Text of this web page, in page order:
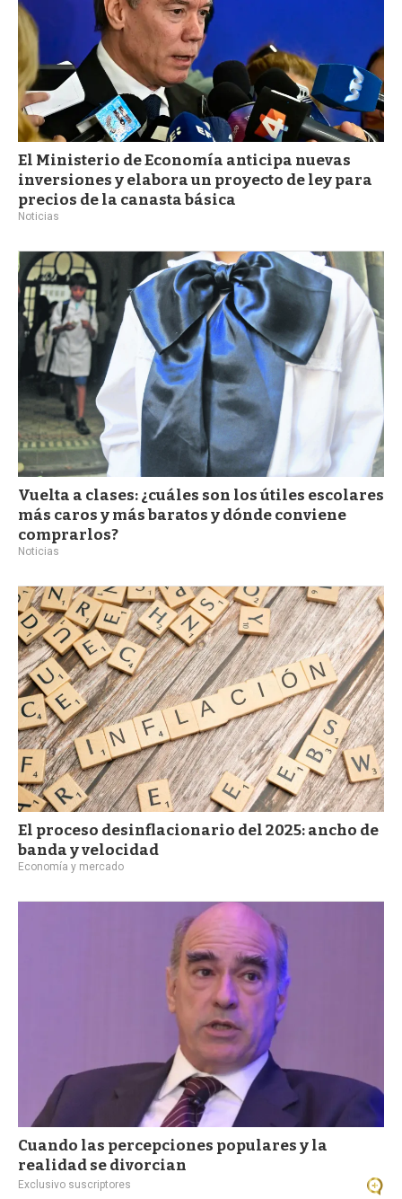
El Ministerio de Economía anticipa nuevas
inversiones y elabora un proyecto de ley para
precios de la canasta básica
Noticias
Vuelta a clases: ¿cuáles son los útiles escolares
más caros y más baratos y dónde conviene
comprarlos?
Noticias
El proceso desinflacionario del 2025: ancho de
banda y velocidad
Economía y mercado
Cuando las percepciones populares y la
realidad se divorcian
Exclusivo suscriptores